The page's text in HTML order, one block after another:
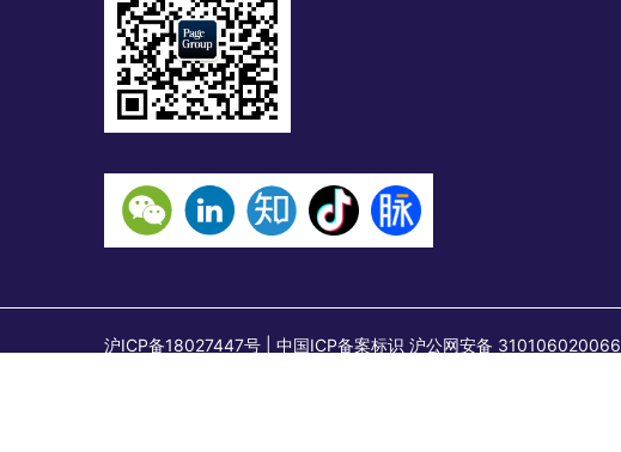
沪ICP备18027447号 | 中国ICP备案标识 沪公网安备